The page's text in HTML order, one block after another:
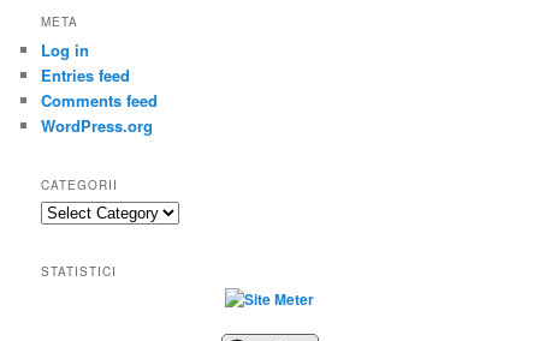
META
Log in
Entries feed
Comments feed
WordPress.org
CATEGORII
Categorii
STATISTICI